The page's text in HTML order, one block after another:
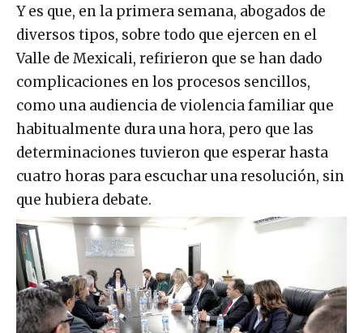
Y es que, en la primera semana, abogados de
diversos tipos, sobre todo que ejercen en el
Valle de Mexicali, refirieron que se han dado
complicaciones en los procesos sencillos,
como una audiencia de violencia familiar que
habitualmente dura una hora, pero que las
determinaciones tuvieron que esperar hasta
cuatro horas para escuchar una resolución, sin
que hubiera debate.